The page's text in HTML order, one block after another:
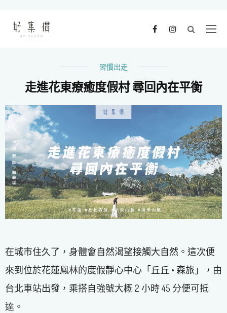
習慣出走
走進花東療癒度假村 尋回內在平衡
在城市住久了，身體會自然渴望接觸大自然。這次便
來到位於花蓮鳳林的度假靜心中心「丘丘 • 森旅」，由
台北車站出發，乘搭自強號大概 2 小時 45 分便可抵
達。